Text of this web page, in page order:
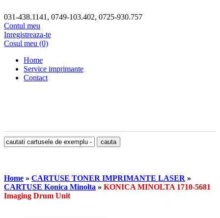
031-438.1141, 0749-103.402, 0725-930.757
Contul meu
Inregistreaza-te
Cosul meu (0)
Home
Service imprimante
Contact
Home » CARTUSE TONER IMPRIMANTE LASER »
CARTUSE Konica Minolta » KONICA MINOLTA 1710-5681
Imaging Drum Unit